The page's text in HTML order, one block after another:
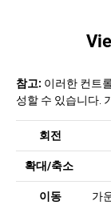
참고: 이러한 컨트
성할 수 있습니다.
회전
확대/축소
이동
가